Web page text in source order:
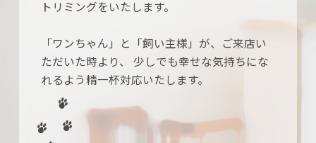
トリミングをいたします。
「ワンちゃん」と「飼い主様」が、ご来店い
ただいた時より、
少しでも幸せな気持ちにな
れるよう精一杯対応いたします。